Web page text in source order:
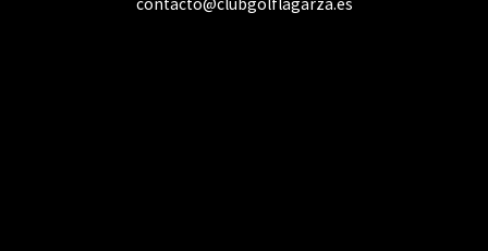
contacto@clubgolflagarza.es